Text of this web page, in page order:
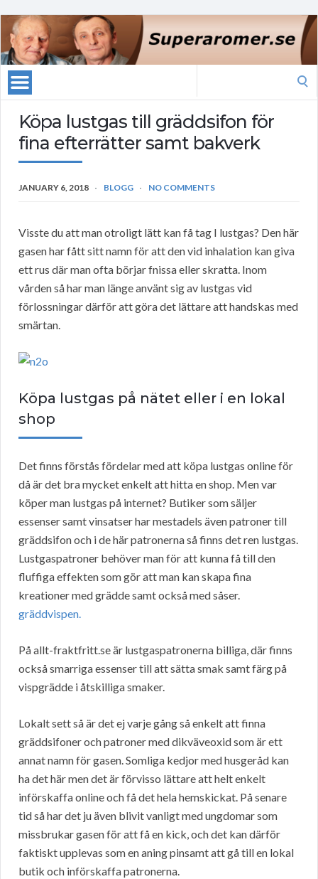
Köpa lustgas till gräddsifon för
fina efterrätter samt bakverk
JANUARY 6, 2018 BLOGG NO COMMENTS
Visste du att man otroligt lätt kan få tag I lustgas? Den här
gasen har fått sitt namn för att den vid inhalation kan giva
ett rus där man ofta börjar fnissa eller skratta. Inom
vården så har man länge använt sig av lustgas vid
förlossningar därför att göra det lättare att handskas med
smärtan.
Köpa lustgas på nätet eller i en lokal
shop
Det finns förstås fördelar med att köpa lustgas online för
då är det bra mycket enkelt att hitta en shop. Men var
köper man lustgas på internet? Butiker som säljer
essenser samt vinsatser har mestadels även patroner till
gräddsifon och i de här patronerna så finns det ren lustgas.
Lustgaspatroner behöver man för att kunna få till den
fluffiga effekten som gör att man kan skapa fina
kreationer med grädde samt också med såser.
gräddvispen.
På allt-fraktfritt.se är lustgaspatronerna billiga, där finns
också smarriga essenser till att sätta smak samt färg på
vispgrädde i åtskilliga smaker.
Lokalt sett så är det ej varje gång så enkelt att finna
gräddsifoner och patroner med dikväveoxid som är ett
annat namn för gasen. Somliga kedjor med husgeråd kan
ha det här men det är förvisso lättare att helt enkelt
införskaffa online och få det hela hemskickat. På senare
tid så har det ju även blivit vanligt med ungdomar som
missbrukar gasen för att få en kick, och det kan därför
faktiskt upplevas som en aning pinsamt att gå till en lokal
butik och införskaffa patronerna.